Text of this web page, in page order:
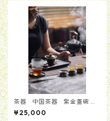
茶器 中国茶器 紫金蓋碗
手作り 送料無料
¥25,000